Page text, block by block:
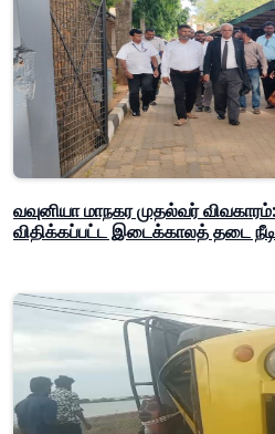
வவுனியா மாநகர முதல்வர்
விதிக்கப்பட்ட இடைக்காலத் தடை